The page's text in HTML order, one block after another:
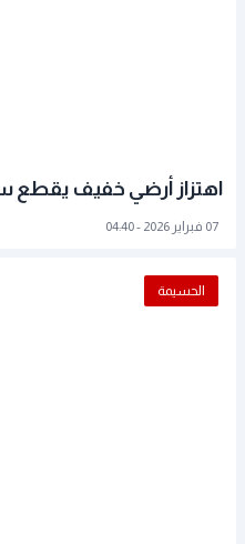
اهتزاز أرضي خفيف يقطع
07 فبراير 2026 - 04:40
الحسيمة